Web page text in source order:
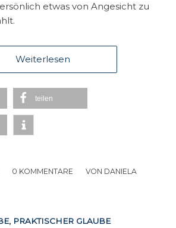
etwas von Angesicht zu
Weiterlesen
teilen
0 KOMMENTARE
/ VON DANIELA
, PRAKTISCHER GLAUBE